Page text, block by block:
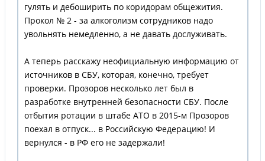
гулять и дебоширить по коридорам общежития.
Прокол № 2 - за алкоголизм сотрудников надо
увольнять немедленно, а не давать дослуживать.
А теперь расскажу неофициальную информацию от
источников в СБУ, которая, конечно, требует
проверки. Прозоров несколько лет был в
разработке внутренней безопасности СБУ. После
отбытия ротации в штабе АТО в 2015-м Прозоров
поехал в отпуск... в Российскую Федерацию! И
вернулся - в РФ его не задержали!